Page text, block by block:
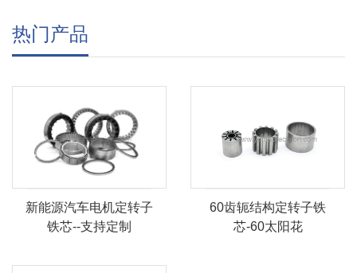
热门产品
新能源汽车电机定转子
铁芯--支持定制
60齿轭结构定转子铁
芯-60太阳花